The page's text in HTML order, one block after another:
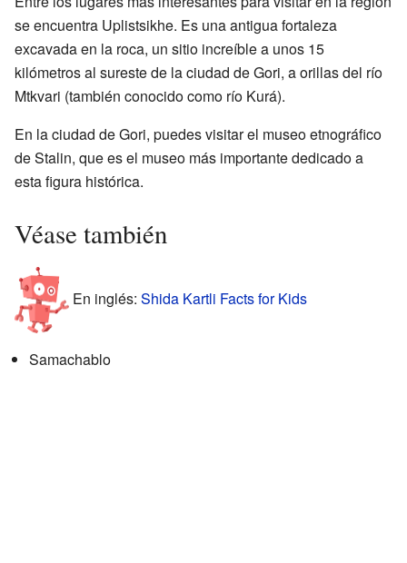
se encuentra Uplistsikhe. Es una antigua fortaleza
excavada en la roca, un sitio increíble a unos 15
kilómetros al sureste de la ciudad de Gori, a orillas del río
Mtkvari (también conocido como río Kurá).
En la ciudad de Gori, puedes visitar el museo etnográfico
de Stalin, que es el museo más importante dedicado a
esta figura histórica.
Véase también
En inglés: Shida Kartli Facts for Kids
Samachablo